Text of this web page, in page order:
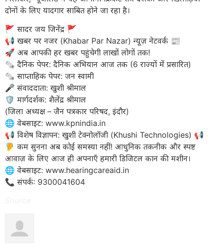
दोनों के लिए यादगार साबित होने जा रहा है।
​🚩 सादर जय जिनेंद्र 🚩
​📢 खबर पर नजर (Khabar Par Nazar) न्यूज़ नेटवर्क 📰
🚀 अब आपकी हर खबर पहुंचेगी लाखों लोगों तक!
​🗞️ दैनिक पेपर: दैनिक अभियान आज तक (6 राज्यों में प्रसारित)
🗞️ साप्ताहिक पेपर: जन स्वामी
​🎤 संवाददाता: खुशी श्रीमाल
🛡️ मार्गदर्शक: शैलेंद्र श्रीमाल
(जिला अध्यक्ष – जैन पत्रकार परिषद, इंदौर)
​🌐 वेबसाइट: www.kpnindia.in
​📢 विशेष विज्ञापन: खुशी टेक्नोलॉजी (Khushi Technologies) 📢
🦻 कम सुनना अब कोई समस्या नहीं! आधुनिक तकनीक और स्पष्ट
आवाज़ के लिए आज ही अपनाएँ हमारी डिजिटल कान की मशीन।
​🌐 वेबसाइट: www.hearingcareaid.in
📞 संपर्क: 9300041604